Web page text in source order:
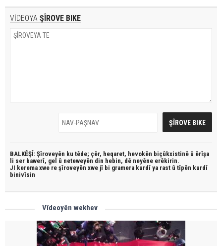
VİDEOYA ŞÎROVE BIKE
BALKÊŞÎ: Şîroveyên ku têde; çêr, heqaret, hevokên biçûkxistinê û êrîşa
li ser bawerî, gel û neteweyên din hebin, dê neyêne erêkirin.
JI kerema xwe re şîroveyên xwe jî bi gramera kurdî ya rast û tîpên kurdî
binivîsin
Vîdeoyên wekhev